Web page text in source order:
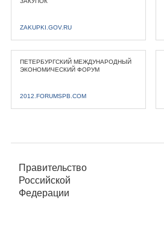
ZAKUPKI.GOV.RU
ПЕТЕРБУРГСКИЙ МЕЖДУНАРОДНЫЙ
ЭКОНОМИЧЕСКИЙ ФОРУМ
2012.FORUMSPB.COM
Правительство
Российской
Федерации